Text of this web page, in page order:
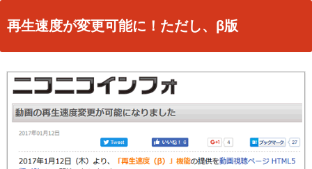
再生速度が変更可能に！ただし、β版